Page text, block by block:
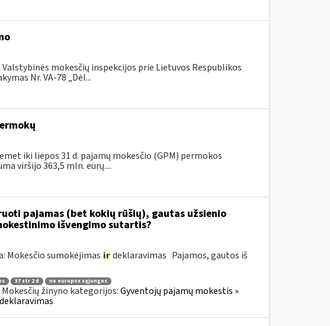
mokesčių inspekcijos prie Lietuvos Respublikos
Nr. VA-78 „Dėl...
iki liepos 31 d. pajamų mokesčio (GPM) permokos
viršijo 363,5 mln. eurų....
pajamas (bet kokių rūšių), gautas užsienio
išvengimo sutartis?
Mokesčio sumokėjimas ir deklaravimas Pajamos, gautos iš
37 str 2 d
ne europos sąjungos
Mokesčių žinyno kategorijos:Gyventojų pajamų mokestis »